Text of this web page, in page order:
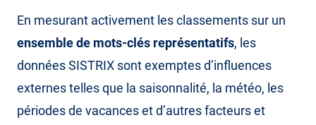
En mesurant activement les classements sur un
ensemble de mots-clés représentatifs, les
données SISTRIX sont exemptes d’influences
externes telles que la saisonnalité, la météo, les
périodes de vacances et d’autres facteurs et